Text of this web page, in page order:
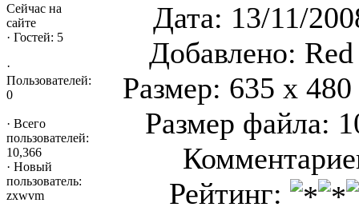
Сейчас на
сайте
· Гостей: 5
·
Пользователей:
0
· Всего
пользователей:
10,366
· Новый
пользователь:
zxwvm
Дата: 13/11/
Добавлено:
Размер: 635 x 480
Размер файла:
Рейтинг: